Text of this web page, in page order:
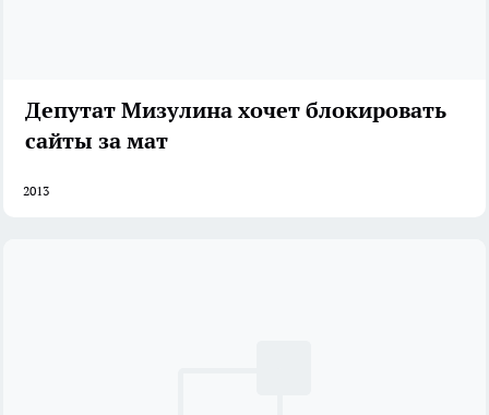
Депутат Мизулина хочет блокировать
сайты за мат
2013